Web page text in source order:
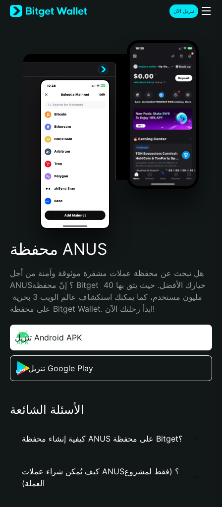
English
日本語
Türkçe
Português (Portugal)
Bahasa Indonesia
Português (Brasil)
Español (Argentina)
تنزيل الآن
محفظة ANUS
هل تبحث عن محفظة عملات مشفرة موثوقة وآمنة من أجل
ANUS؟ إنّ محفظة Bitget خيارك الأفضل. حيث يثق بها 40
على محفظة Bitget Wallet. ابدأ رحلتك الآن!
تنزيل Android APK
تنزيل من Google Play
الأسئلة الشائعة
كيفية إنشاء محفظة ANUS على محفظة Bitget؟
كيف يُمكن شراء عملات ANUS؟ (فقط لمشروع
العملة)